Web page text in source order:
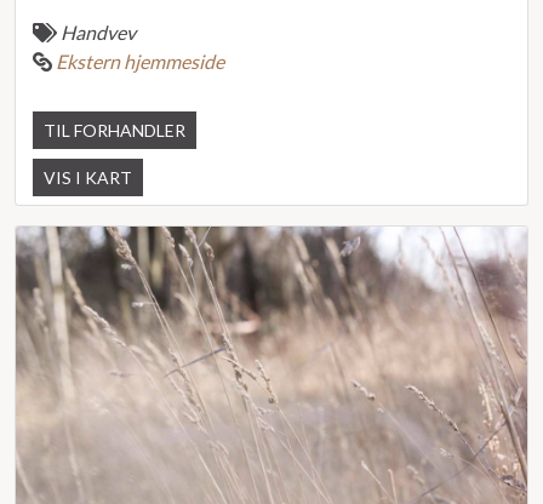
Handvev
Ekstern hjemmeside
TIL FORHANDLER
VIS I KART